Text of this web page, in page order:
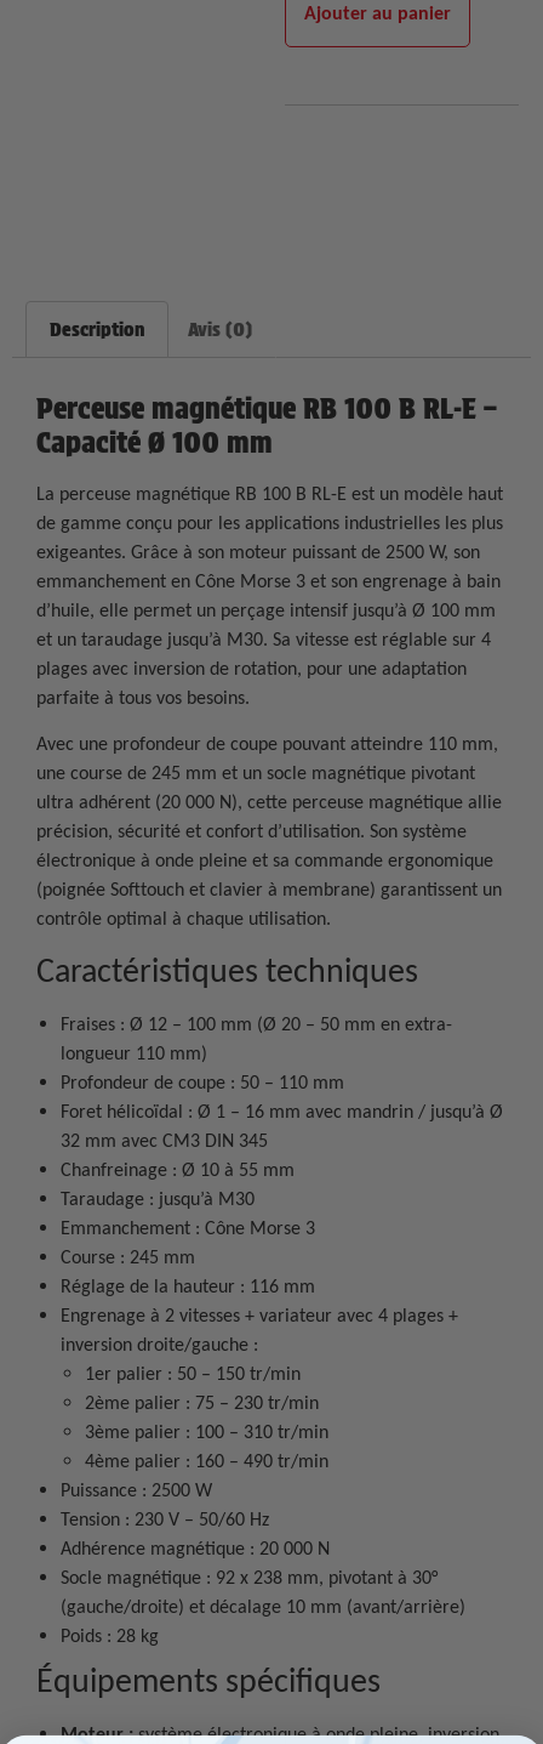
Ajouter au panier
Description Avis (0)
Perceuse magnétique RB 100 B RL-E –
Capacité Ø 100 mm
La perceuse magnétique RB 100 B RL-E est un modèle haut
de gamme conçu pour les applications industrielles les plus
exigeantes. Grâce à son moteur puissant de 2500 W, son
emmanchement en Cône Morse 3 et son engrenage à bain
d’huile, elle permet un perçage intensif jusqu’à Ø 100 mm
et un taraudage jusqu’à M30. Sa vitesse est réglable sur 4
plages avec inversion de rotation, pour une adaptation
parfaite à tous vos besoins.
Avec une profondeur de coupe pouvant atteindre 110 mm,
une course de 245 mm et un socle magnétique pivotant
ultra adhérent (20 000 N), cette perceuse magnétique allie
précision, sécurité et confort d’utilisation. Son système
électronique à onde pleine et sa commande ergonomique
(poignée Softtouch et clavier à membrane) garantissent un
contrôle optimal à chaque utilisation.
Caractéristiques techniques
Fraises : Ø 12 – 100 mm (Ø 20 – 50 mm en extra-
longueur 110 mm)
Profondeur de coupe : 50 – 110 mm
Foret hélicoïdal : Ø 1 – 16 mm avec mandrin / jusqu’à Ø
32 mm avec CM3 DIN 345
Chanfreinage : Ø 10 à 55 mm
Taraudage : jusqu’à M30
Emmanchement : Cône Morse 3
Course : 245 mm
Réglage de la hauteur : 116 mm
Engrenage à 2 vitesses + variateur avec 4 plages +
inversion droite/gauche :
1er palier : 50 – 150 tr/min
2ème palier : 75 – 230 tr/min
3ème palier : 100 – 310 tr/min
4ème palier : 160 – 490 tr/min
Puissance : 2500 W
Tension : 230 V – 50/60 Hz
Adhérence magnétique : 20 000 N
Socle magnétique : 92 x 238 mm, pivotant à 30°
(gauche/droite) et décalage 10 mm (avant/arrière)
Poids : 28 kg
Équipements spécifiques
Moteur :système électronique à onde pleine, inversion